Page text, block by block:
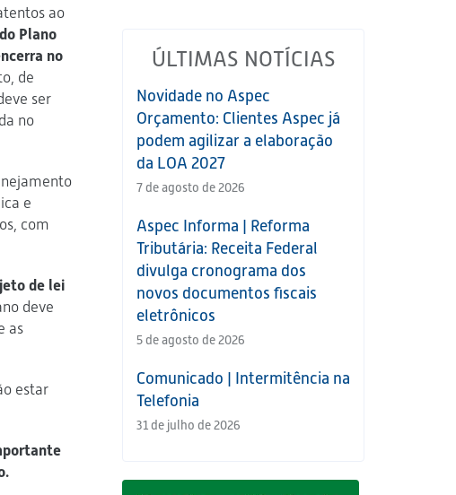
ao
Plano
no
de
ser
no
e
com
de lei
deve
as
estar
ÚLTIMAS NOTÍCIAS
Novidade no Aspec
Orçamento: Clientes Aspec já
podem agilizar a elaboração
da LOA 2027
7 de agosto de 2026
Aspec Informa | Reforma
Tributária: Receita Federal
divulga cronograma dos
novos documentos fiscais
eletrônicos
5 de agosto de 2026
Comunicado | Intermitência na
Telefonia
31 de julho de 2026